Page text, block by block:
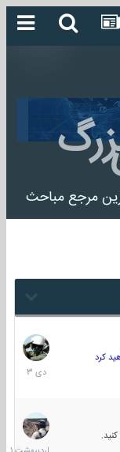
مرجع مباحث
کرد
22
دی
1403
30
1401